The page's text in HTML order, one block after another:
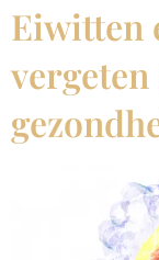
Eiwitten